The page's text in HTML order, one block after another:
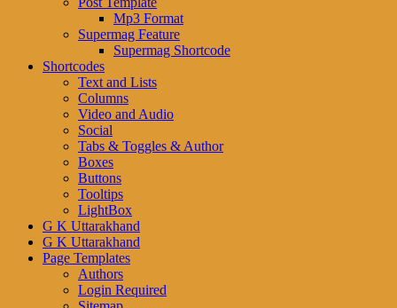
Mp3 Format
Supermag Feature
Supermag Shortcode
Shortcodes
Text and Lists
Columns
Video and Audio
Social
Tabs & Toggles & Author
Boxes
Buttons
Tooltips
LightBox
G K Uttarakhand
G K Uttarakhand
Page Templates
Authors
Login Required